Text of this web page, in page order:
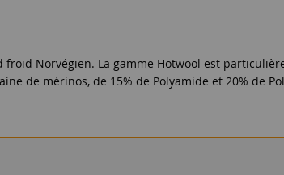
Norvégien. La gamme Hotwool est
de mérinos, de 15% de Polyamide et 20% de